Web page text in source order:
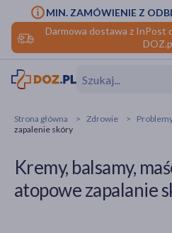
Darmowa dostawa z InPost
MIN. ZAMÓWIENIE Z
Hit
makijażu
Strona główna Zdrowie
zapalenie skóry
Kremy, balsamy,
atopowe zapalanie